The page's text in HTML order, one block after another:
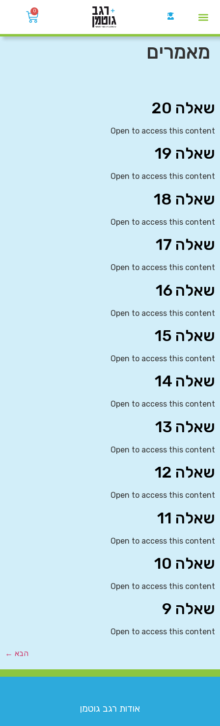
0
מאמרים
שאלה 20
Open to access this content
שאלה 19
Open to access this content
שאלה 18
Open to access this content
שאלה 17
Open to access this content
שאלה 16
Open to access this content
שאלה 15
Open to access this content
שאלה 14
Open to access this content
שאלה 13
Open to access this content
שאלה 12
Open to access this content
שאלה 11
Open to access this content
שאלה 10
Open to access this content
שאלה 9
Open to access this content
הבא ←
אודות רגב גוטמן